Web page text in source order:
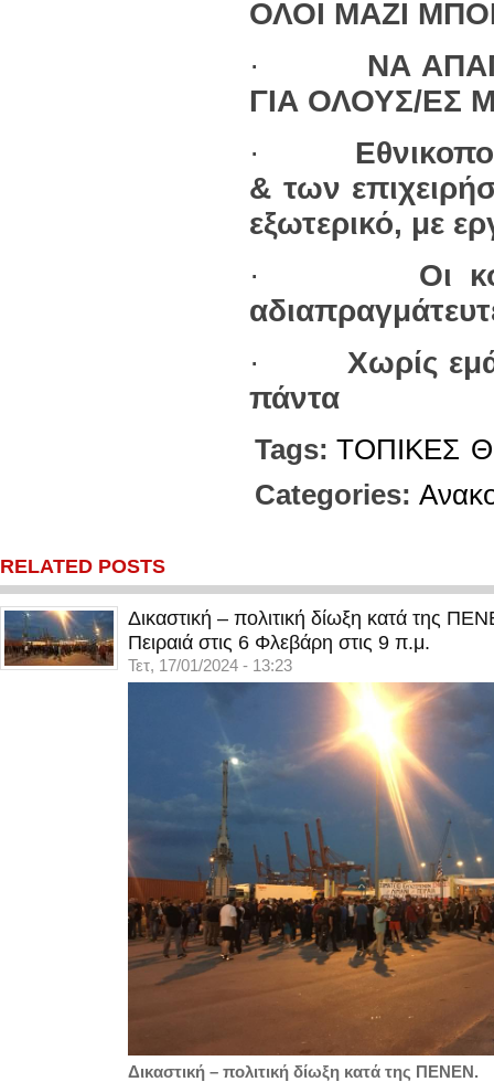
ΟΛΟΙ ΜΑΖΙ
· ΝΑ
ΓΙΑ ΟΛΟΥΣ/ΕΣ
·
& των
εξωτερικό, με
· Οι
· Χωρίς
πάντα
Tags: ΤΟΠΙΚΕΣ
Categories:
RELATED POSTS
Δικαστική – πολιτική δίωξη κατά της
Πειραιά στις 6 Φλεβάρη στις 9 π.μ.
Τετ, 17/01/2024 - 13:23
Δικαστική – πολιτική δίωξη κατά της ΠΕΝΕΝ.